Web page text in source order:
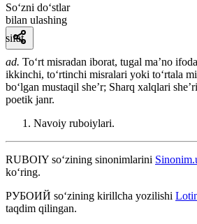
So‘zni do‘stlar
bilan ulashing
sifat
ad. Toʻrt misradan iborat, tugal maʼno
ikkinchi, toʻrtinchi misralari yoki toʻrtala
boʻlgan mustaqil sheʼr; Sharq xalqlari
poetik janr.
Navoiy ruboiylari.
RUBOIY so‘zining sinonimlarini
ko‘ring.
РУБОИЙ so‘zining kirillcha yozilishi
taqdim qilingan.